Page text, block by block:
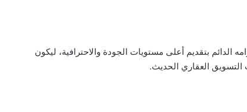
الدائم بتقديم أعلى مستويات الجودة والاحترافية، ليكون
التسويق العقاري الحديث.